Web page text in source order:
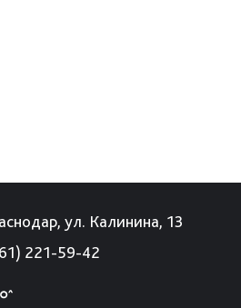
ул. Калинина, 13
221-59-42